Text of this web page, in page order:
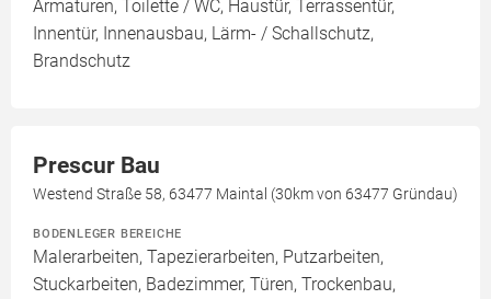
Armaturen, Toilette / WC, Haustür, Terrassentür,
Innentür, Innenausbau, Lärm- / Schallschutz,
Brandschutz
Prescur Bau
Westend Straße 58, 63477 Maintal (30km von 63477 Gründau)
BODENLEGER BEREICHE
Malerarbeiten, Tapezierarbeiten, Putzarbeiten,
Stuckarbeiten, Badezimmer, Türen, Trockenbau,